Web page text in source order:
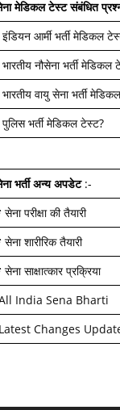
मेडिकल टेस्ट संबंधित
इंडियन आर्मी भर्ती मेडिकल
भारतीय नौसेना भर्ती मेडिकल
भारतीय वायु सेना भर्ती
पुलिस भर्ती मेडिकल टेस्ट?
भर्ती अन्य अपडेट:-
सेना परीक्षा की तैयारी
सेना शारीरिक तैयारी
सेना साक्षात्कार प्रक्रिया
India Sena Bharti
Latest Changes